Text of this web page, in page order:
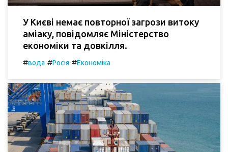
У Києві немає повторної загрози витоку
аміаку, повідомляє Міністерство
економіки та довкілля.
#вода #Росія #Економіка